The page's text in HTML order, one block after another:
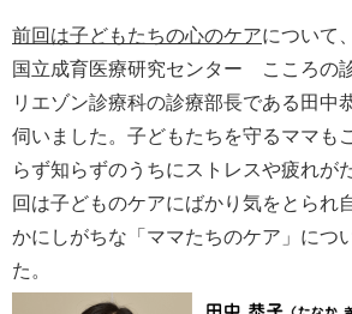
前回は子どもたちの心のケアについて
国立成育医療研究センター こころの
リエゾン診療科の診療部長である田中
伺いました。子どもたちを守るママも
らず知らずのうちにストレスや疲れが
回は子どものケアにばかり気をとられ
かにしがちな「ママたちのケア」につ
た。